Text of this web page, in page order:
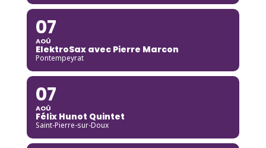
07
AOÛ
ElektroSax avec Pierre Marcon
Pontempeyrat
07
AOÛ
Félix Hunot Quintet
Saint-Pierre-sur-Doux